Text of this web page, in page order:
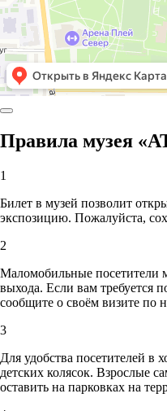
Правила музея
1
Билет в музей позволит
экспозицию. Пожалуйста,
2
Маломобильные посетители
выхода. Если вам
сообщите о своём визите по
3
Для удобства посетителей в
детских колясок. Взрослые
оставить на парковках на